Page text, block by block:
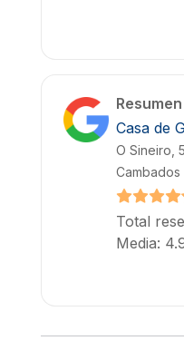
Casa de
O Sineiro,
Total
Media: